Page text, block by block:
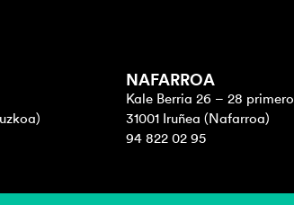
NAFARROA
Kale Berria 26 – 28 primero
31001 Iruñea (Nafarroa)
94 822 02 95